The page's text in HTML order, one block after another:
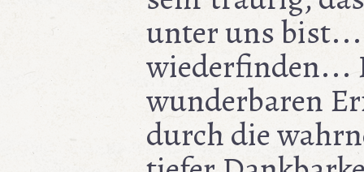
unter uns
wiederfinden...
wunderbaren
durch die